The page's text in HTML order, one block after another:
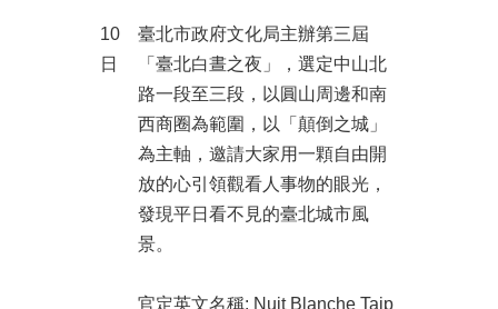
10
日
臺北市政府文化局主辦第三屆
「臺北白晝之夜」，選定中山北
路一段至三段，以圓山周邊和南
西商圈為範圍，以「顛倒之城」
為主軸，邀請大家用一顆自由開
放的心引領觀看人事物的眼光，
發現平日看不見的臺北城市風
景。
官定英文名稱: Nuit Blanche Taip